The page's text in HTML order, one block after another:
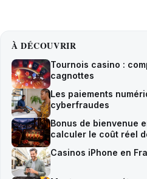
À DÉCOUVRIR
Tournois casino :
cagnottes
Les paiements
cyberfraudes
Bonus de bienvenue
calculer le coût réel
Casinos iPhone en